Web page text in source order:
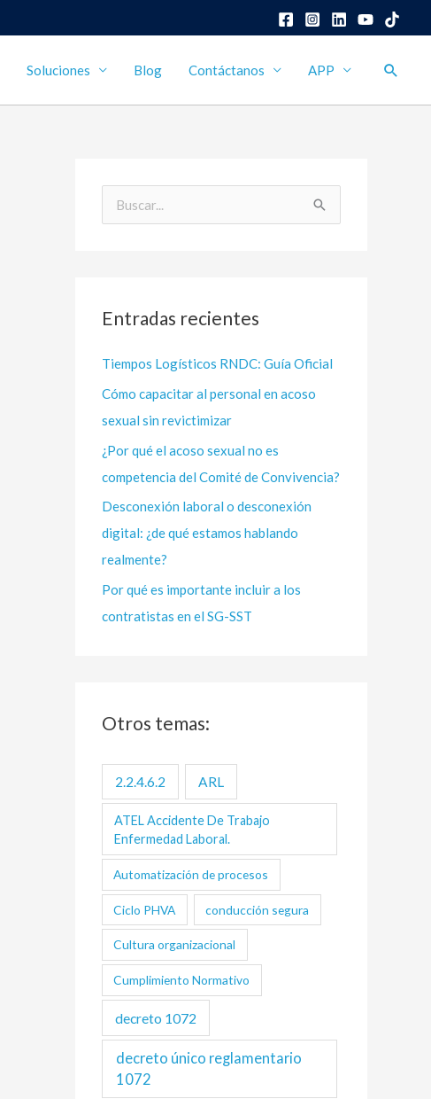
Soluciones Blog Contáctanos APP
a
p
o
r
:
Entradas recientes
Tiempos Logísticos RNDC: Guía Oficial
Cómo capacitar al personal en acoso
sexual sin revictimizar
¿Por qué el acoso sexual no es
competencia del Comité de Convivencia?
Desconexión laboral o desconexión
digital: ¿de qué estamos hablando
realmente?
Por qué es importante incluir a los
contratistas en el SG-SST
Otros temas:
2.2.4.6.2 ARL
ATEL Accidente De Trabajo
Enfermedad Laboral.
Automatización de procesos
Ciclo PHVA conducción segura
Cultura organizacional
Cumplimiento Normativo
decreto 1072
decreto único reglamentario
1072